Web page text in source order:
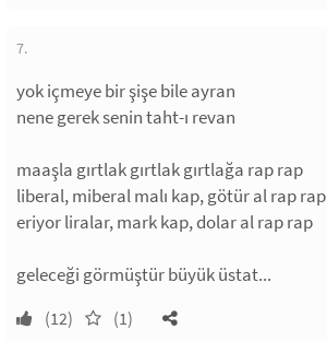
7.
yok içmeye bir şişe bile ayran
nene gerek senin taht-ı revan
maaşla gırtlak gırtlak gırtlağa rap rap
liberal, miberal malı kap, götür al rap rap
eriyor liralar, mark kap, dolar al rap rap
geleceği görmüştür büyük üstat...
(12) (1)